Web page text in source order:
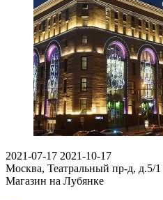
2021-07-17 2021-10-17
Москва, Театральный пр-д, д.5/1
Магазин на Лубянке